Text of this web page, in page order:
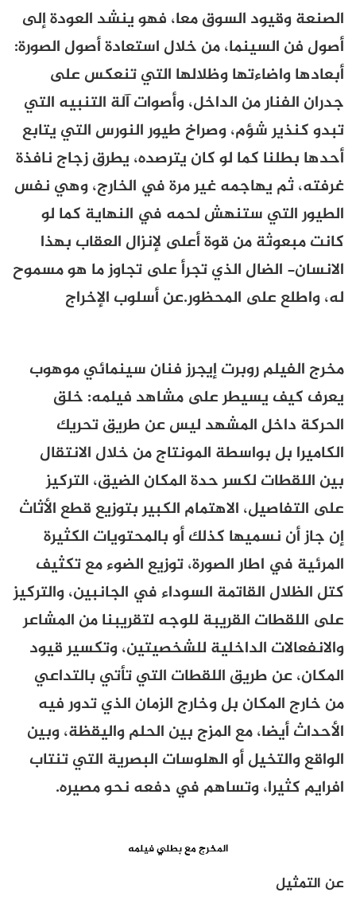
الصنعة وقيود السوق معا، فهو ينشد العودة إلى
أصول فن السينما، من خلال استعادة أصول الصورة:
أبعادها واضاءتها وظلالها التي تنعكس على
جدران الفنار من الداخل، وأصوات آلة التنبيه التي
تبدو كنذير شؤم، وصراخ طيور النورس التي يتابع
أحدها بطلنا كما لو كان يترصده، يطرق زجاج نافذة
غرفته، ثم يهاجمه غير مرة في الخارج، وهي نفس
الطيور التي ستنهش لحمه في النهاية كما لو
كانت مبعوثة من قوة أعلى لإنزال العقاب بهذا
الانسان- الضال الذي تجرأ على تجاوز ما هو مسموح
له، واطلع على المحظور.عن أسلوب الإخراج
مخرج الفيلم روبرت إيجرز فنان سينمائي موهوب
يعرف كيف يسيطر على مشاهد فيلمه: خلق
الحركة داخل المشهد ليس عن طريق تحريك
الكاميرا بل بواسطة المونتاج من خلال الانتقال
بين اللقطات لكسر حدة المكان الضيق، التركيز
على التفاصيل، الاهتمام الكبير بتوزيع قطع الأثاث
إن جاز أن نسميها كذلك أو بالمحتويات الكثيرة
المرئية في اطار الصورة، توزيع الضوء مع تكثيف
كتل الظلال القاتمة السوداء في الجانبين، والتركيز
على اللقطات القريبة للوجه لتقريبنا من المشاعر
والانفعالات الداخلية للشخصيتين، وتكسير قيود
المكان، عن طريق اللقطات التي تأتي بالتداعي
من خارج المكان بل وخارج الزمان الذي تدور فيه
الأحداث أيضا، مع المزج بين الحلم واليقظة، وبين
الواقع والتخيل أو الهلوسات البصرية التي تنتاب
افرايم كثيرا، وتساهم في دفعه نحو مصيره.
المخرج مع بطلي فيلمه
عن التمثيل